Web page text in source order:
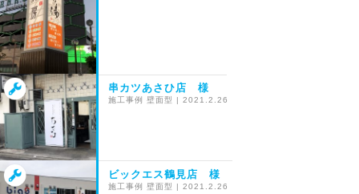
串カツあさひ店 様
施工事例 壁面型 2021.2.26
ビックエス鶴見店 様
施工事例 壁面型 2021.2.26